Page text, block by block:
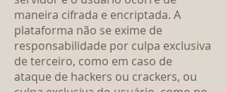
maneira cifrada e encriptada. A
plataforma não se exime de
responsabilidade por culpa exclusiva
de terceiro, como em caso de
ataque de hackers ou crackers, ou